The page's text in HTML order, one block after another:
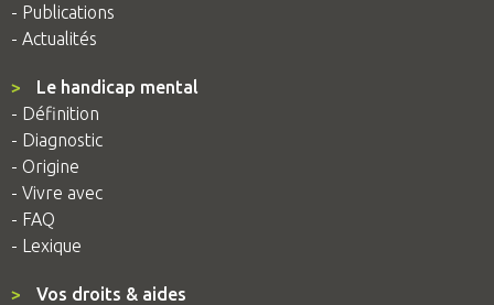
- Publications
- Actualités
>
Le handicap mental
- Définition
- Diagnostic
- Origine
- Vivre avec
- FAQ
- Lexique
>
Vos droits & aides